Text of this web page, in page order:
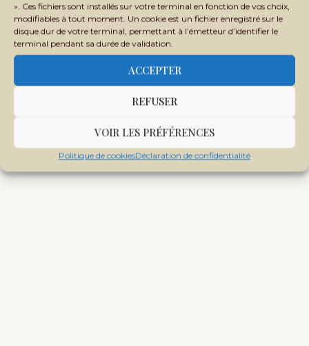
». Ces fichiers sont installés sur votre terminal en fonction de vos choix,
modifiables à tout moment. Un cookie est un fichier enregistré sur le
disque dur de votre terminal, permettant à l’émetteur d’identifier le
terminal pendant sa durée de validation.
ACCEPTER
REFUSER
VOIR LES PRÉFÉRENCES
Politique de cookiesDéclaration de confidentialité
Bréma Ely Dicko : « On ne sait plus à
quel saint se vouer »